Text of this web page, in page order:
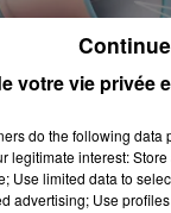
votre vie privée
do the following data
legitimate interest:
Use limited data to
advertising; Use